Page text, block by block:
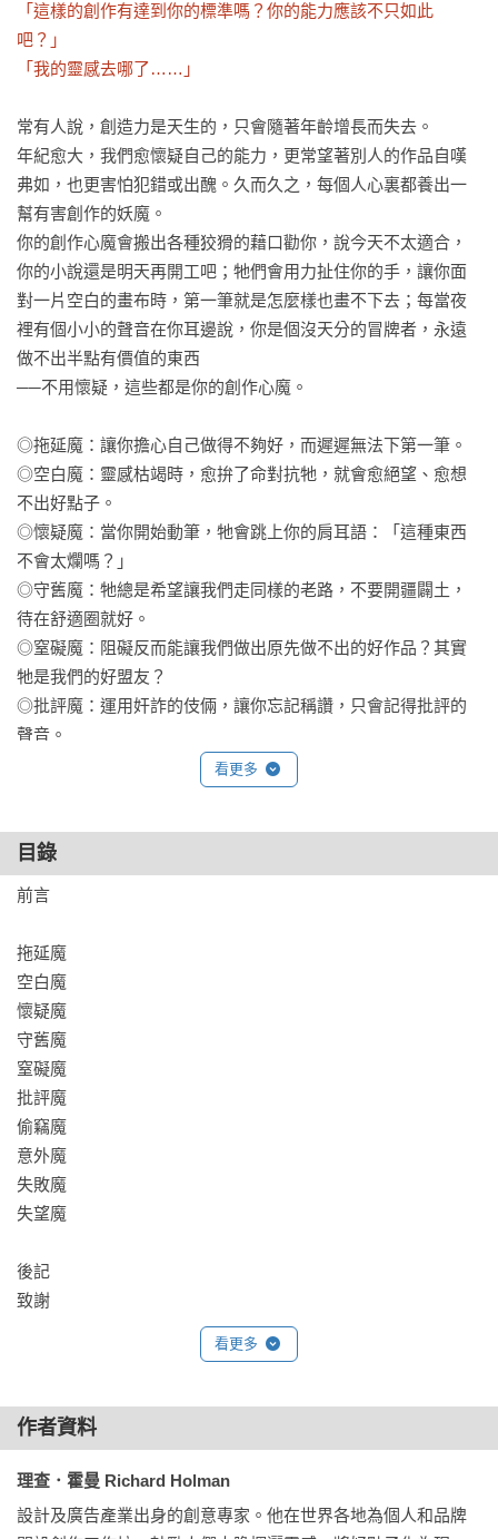
「這樣的創作有達到你的標準嗎？你的能力應該不只如此
吧？」
「我的靈感去哪了……」
常有人說，創造力是天生的，只會隨著年齡增長而失去。
年紀愈大，我們愈懷疑自己的能力，更常望著別人的作品自嘆
弗如，也更害怕犯錯或出醜。久而久之，每個人心裏都養出一
幫有害創作的妖魔。
你的創作心魔會搬出各種狡猾的藉口勸你，說今天不太適合，
你的小說還是明天再開工吧；牠們會用力扯住你的手，讓你面
對一片空白的畫布時，第一筆就是怎麼樣也畫不下去；每當夜
裡有個小小的聲音在你耳邊說，你是個沒天分的冒牌者，永遠
做不出半點有價值的東西
──不用懷疑，這些都是你的創作心魔。
◎拖延魔：讓你擔心自己做得不夠好，而遲遲無法下第一筆。
◎空白魔：靈感枯竭時，愈拚了命對抗牠，就會愈絕望、愈想
不出好點子。
◎懷疑魔：當你開始動筆，牠會跳上你的肩耳語：「這種東西
不會太爛嗎？」
◎守舊魔：牠總是希望讓我們走同樣的老路，不要開疆闢土，
待在舒適圈就好。
◎窒礙魔：阻礙反而能讓我們做出原先做不出的好作品？其實
牠是我們的好盟友？
◎批評魔：運用奸詐的伎倆，讓你忘記稱讚，只會記得批評的
聲音。
◎偷竊魔：偷竊及創作──撿起喜歡的點子，把它們變成自己的
◎失敗魔：僅僅想到牠的出現，就足以令人打消創作的念頭。
◎失望魔：當你終於完成作品、感到興奮和滿足，牠會蹲在你
最棒的作品上，嘻嘻嘲笑你的自大。
看更多
目錄
前言
拖延魔
空白魔
懷疑魔
守舊魔
窒礙魔
批評魔
偷竊魔
意外魔
失敗魔
失望魔
後記
看更多
作者資料
理查．霍曼 Richard Holman
設計及廣告產業出身的創意專家。他在世界各地為個人和品牌